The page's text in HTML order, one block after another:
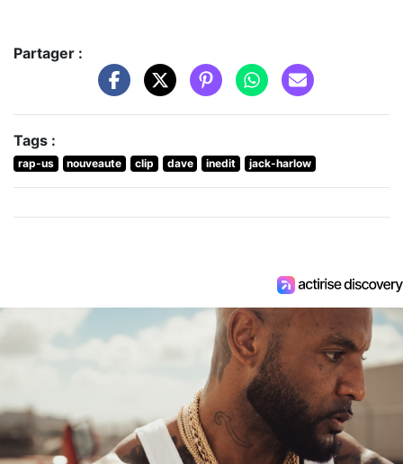
Partager :
Tags :
rap-us nouveaute clip dave inedit jack-harlow